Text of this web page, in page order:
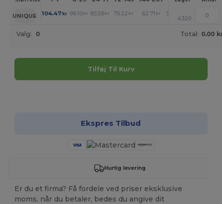
UNIQUE 104.47kr 96.10 kr 83.59 kr 75.22 kr 62.71 kr 54.34
4320
Valg: 0 Total: 0.00
Tilføj Til Kurv
Ekspres Tilbud
Hurtig levering
Er du et firma? Få fordele ved priser eksklusive
moms, når du betaler, bedes du angive dit